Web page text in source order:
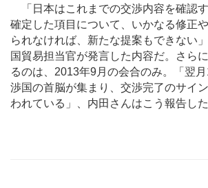
「日本はこれまでの交渉内容を確認す
確定した項目について、いかなる修正
られなければ、新たな提案もできない
国貿易担当官が発言した内容だ。さら
るのは、2013年9月の会合のみ。「翌
渉国の首脳が集まり、交渉完了のサイ
われている」、内田さんはこう報告した